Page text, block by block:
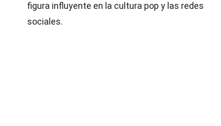
figura influyente en la cultura pop y las redes
sociales.